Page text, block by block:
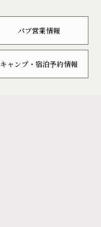
パブ営業情報
キャンプ・宿泊予約情報